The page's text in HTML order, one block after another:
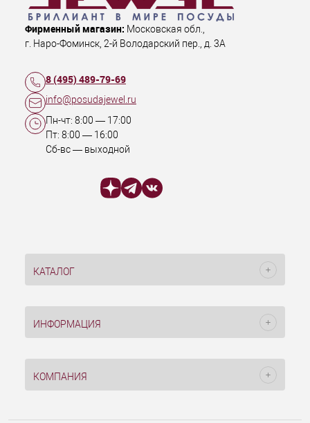
Фирменный магазин: Московская обл.,
г. Наро-Фоминск, 2-й Володарский пер., д. 3А
8 (495) 489-79-69
info@posudajewel.ru
Пн-чт: 8:00 — 17:00
Пт: 8:00 — 16:00
Сб-вс — выходной
КАТАЛОГ
ИНФОРМАЦИЯ
КОМПАНИЯ